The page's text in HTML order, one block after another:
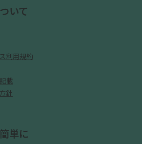
いて
利用規約
載
針
単に